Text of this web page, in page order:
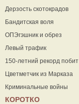
Дерзость скотокрадов
Бандитская воля
ОПЭгэшник и обрез
Левый трафик
150-летний рекорд побит
Цветметчик из Марказа
Криминальные войны
КОРОТКО